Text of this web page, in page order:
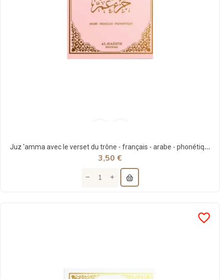
Juz 'amma avec le verset du trône - français - arabe - phonétique - rose - al-hadith
3,50 €
favorite_border